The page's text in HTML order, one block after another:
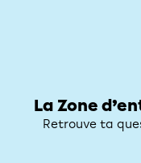
La Zone
Retrouve ta